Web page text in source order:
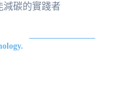
減碳的實踐者